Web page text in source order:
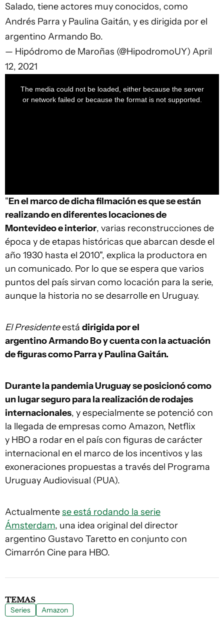
Salado, tiene actores muy conocidos, como
Andrés Parra y Paulina Gaitán, y es dirigida por el
argentino Armando Bo.
— Hipódromo de Maroñas (@HipodromoUY) April
12, 2021
The media could not be loaded, either because the server
or network failed or because the format is not supported.
"En el marco de dicha filmación es que se están
realizando en diferentes locaciones de
Montevideo e interior, varias reconstrucciones de
época y de etapas históricas que abarcan desde el
año 1930 hasta el 2010", explica la productora en
un comunicado. Por lo que se espera que varios
puntos del país sirvan como locación para la serie,
aunque la historia no se desarrolle en Uruguay.
El Presidenteestá dirigida por el
argentino Armando Bo y cuenta con la actuación
de figuras como Parra y Paulina Gaitán.
Durante la pandemia Uruguay se posicionó como
un lugar seguro para la realización de rodajes
internacionales, y especialmente se potenció con
la llegada de empresas como Amazon, Netflix
y HBO a rodar en el país con figuras de carácter
internacional en el marco de los incentivos y las
exoneraciones propuestas a través del Programa
Uruguay Audiovisual (PUA).
Actualmentese está rodando la serie
Ámsterdam, una idea original del director
argentino Gustavo Taretto en conjunto con
Cimarrón Cine para HBO.
TEMAS
Series Amazon